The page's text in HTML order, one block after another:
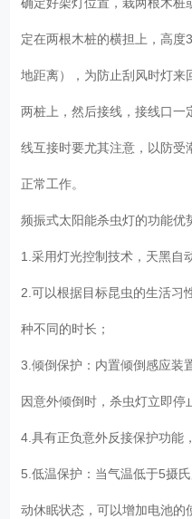
定在两根木桩的横担上，高
地距离），为防止刮风时灯来
两桩上，然后接线，接线口一
线互接时要尤其注意，以防受
正常工作。
频振式太阳能杀虫灯的功能优
1.采用灯光控制技术，天黑自
2.可以根据目标昆虫的生活习
种不同的时长；
3.倾倒保护：内置倾倒感应装
因意外倾倒时，杀虫灯立即停
4.具有正负意外反接保护功能
5.低温保护：当气温低于5摄
动休眠状态，可以增加电池的